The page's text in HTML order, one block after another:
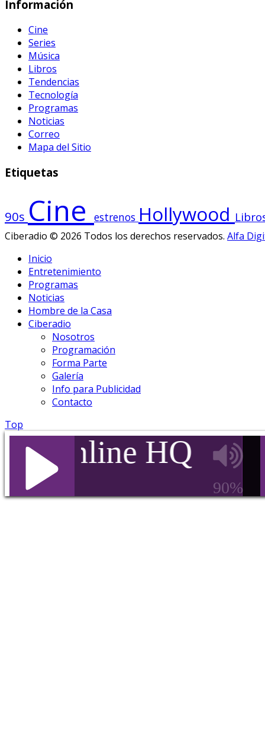
Información
Cine
Series
Música
Libros
Tendencias
Tecnología
Programas
Noticias
Correo
Mapa del Sitio
Etiquetas
90s Cine estrenos Hollywood
Ciberadio © 2026 Todos los derechos reservados. Alfa
Inicio
Entretenimiento
Programas
Noticias
Hombre de la Casa
Ciberadio
Nosotros
Programación
Forma Parte
Galería
Info para Publicidad
Contacto
Top